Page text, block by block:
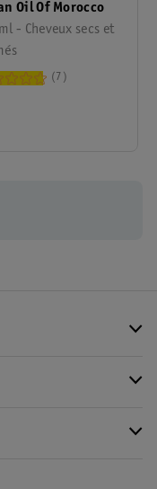
Oil Of Morocco
- Cheveux secs et
7